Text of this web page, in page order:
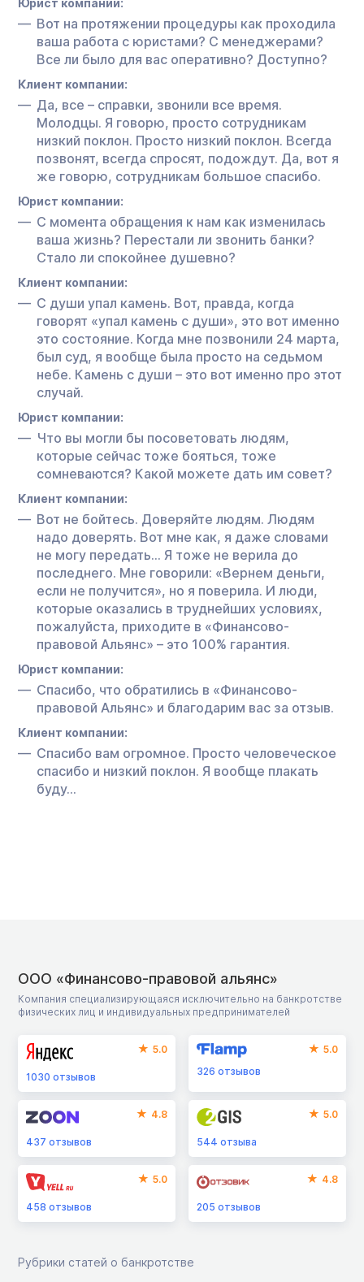
Вот на протяжении процедуры как проходила
ваша работа с юристами? С менеджерами?
Все ли было для вас оперативно? Доступно?
Клиент компании:
Да, все – справки, звонили все время.
Молодцы. Я говорю, просто сотрудникам
низкий поклон. Просто низкий поклон. Всегда
позвонят, всегда спросят, подождут. Да, вот я
же говорю, сотрудникам большое спасибо.
Юрист компании:
С момента обращения к нам как изменилась
ваша жизнь? Перестали ли звонить банки?
Стало ли спокойнее душевно?
Клиент компании:
С души упал камень. Вот, правда, когда
говорят «упал камень с души», это вот именно
это состояние. Когда мне позвонили 24 марта,
был суд, я вообще была просто на седьмом
небе. Камень с души – это вот именно про этот
случай.
Юрист компании:
Что вы могли бы посоветовать людям,
которые сейчас тоже бояться, тоже
сомневаются? Какой можете дать им совет?
Клиент компании:
Вот не бойтесь. Доверяйте людям. Людям
надо доверять. Вот мне как, я даже словами
не могу передать… Я тоже не верила до
последнего. Мне говорили: «Вернем деньги,
если не получится», но я поверила. И люди,
которые оказались в труднейших условиях,
пожалуйста, приходите в «Финансово-
правовой Альянс» – это 100% гарантия.
Юрист компании:
Спасибо, что обратились в «Финансово-
правовой Альянс» и благодарим вас за отзыв.
Клиент компании:
Спасибо вам огромное. Просто человеческое
спасибо и низкий поклон. Я вообще плакать
буду…
ООО «Финансово-правовой альянс»
Компания специализирующаяся исключительно на банкротстве
физических лиц и индивидуальных предпринимателей
5.0
1030 отзывов
5.0
326отзывов
4.8
437 отзывов
5.0
544отзыва
5.0
458 отзывов
4.8
205отзывов
Рубрики статей о банкротстве